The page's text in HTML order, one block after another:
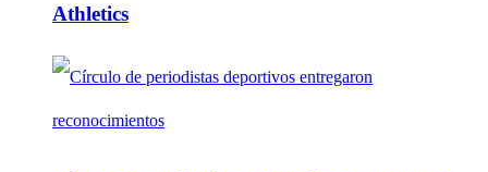
Athletics